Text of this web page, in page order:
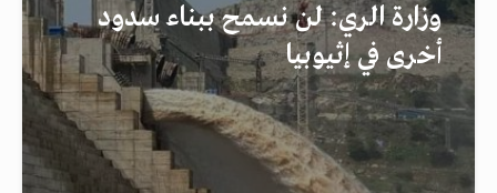
وزارة الري: لن نسمح ببناء سدود
أخرى في إثيوبيا